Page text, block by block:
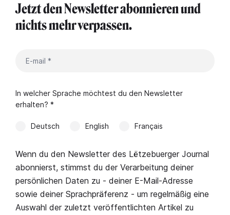
Jetzt den Newsletter abonnieren und
nichts mehr verpassen.
In welcher Sprache möchtest du den Newsletter
erhalten? *
Deutsch English Français
Wenn du den Newsletter des Lëtzebuerger Journal
abonnierst, stimmst du der Verarbeitung deiner
persönlichen Daten zu - deiner E-Mail-Adresse
sowie deiner Sprachpräferenz - um regelmäßig eine
Auswahl der zuletzt veröffentlichten Artikel zu